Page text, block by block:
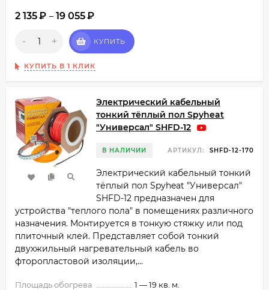
2 135₽ – 19 055₽
- + КУПИТЬ
КУПИТЬ В 1 КЛИК
Электрический кабельный
тонкий тёплый пол Spyheat
"Универсал" SHFD-12
В НАЛИЧИИ АРТИКУЛ: SHFD-12-170
Электрический кабельный тонкий
тёплый пол Spyheat "Универсал"
SHFD-12 предназначен для
устройства "теплого пола" в помещениях различного
назначения. Монтируется в тонкую стяжку или под
плиточный клей. Представляет собой тонкий
двухжильный нагревательный кабель во
фторопластовой изоляции,...
Площадь обогрева
1 — 19 кв. м.